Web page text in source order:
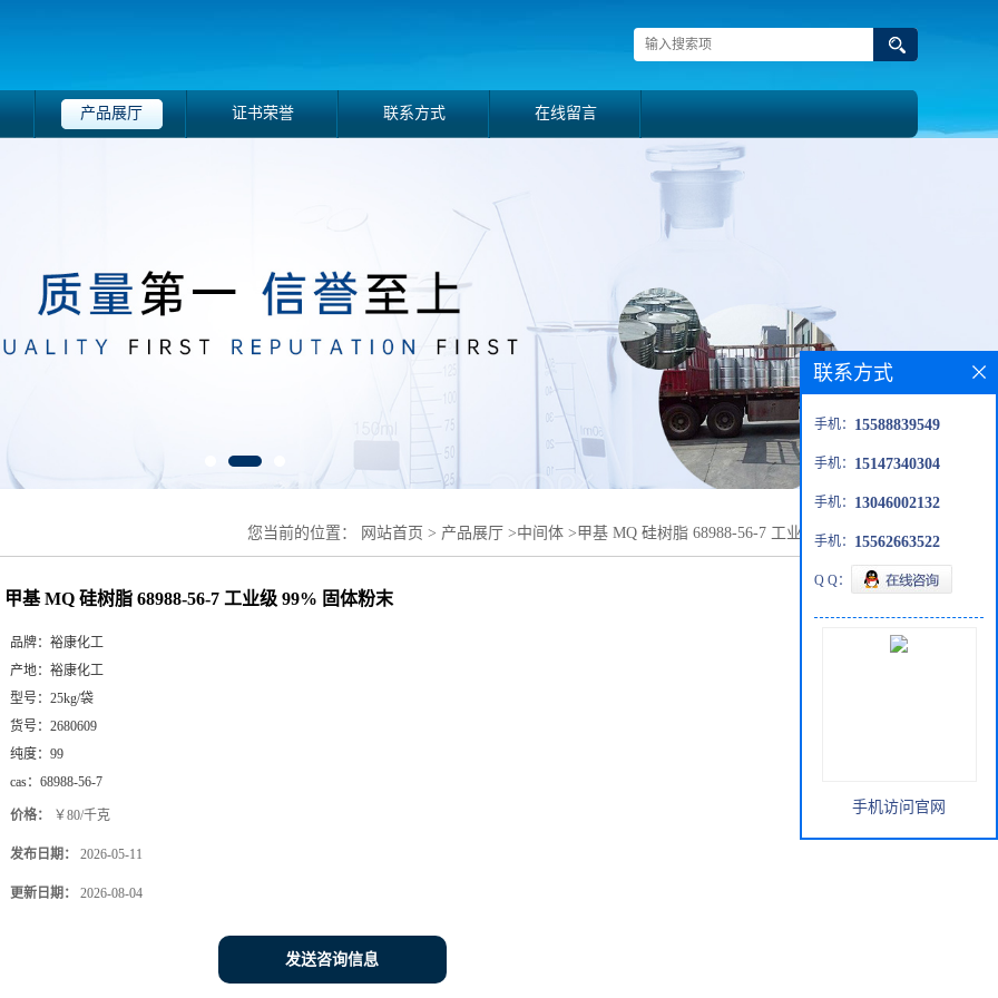
产品展厅 证书荣誉 联系方式 在线留言
您当前的位置： 网站首页 > 产品展厅 >中间体 >甲基 MQ 硅树脂 68988-56-7 工业级 99% 固体粉末
甲基 MQ 硅树脂 68988-56-7 工业级 99% 固体粉末
品牌： 裕康化工
产地： 裕康化工
型号： 25kg/袋
货号： 2680609
纯度： 99
cas： 68988-56-7
价格： ￥80/千克
发布日期： 2026-05-11
更新日期： 2026-08-04
发送咨询信息
联系方式
手机： 15588839549
手机： 15147340304
手机： 13046002132
手机： 15562663522
Q Q：
手机访问官网